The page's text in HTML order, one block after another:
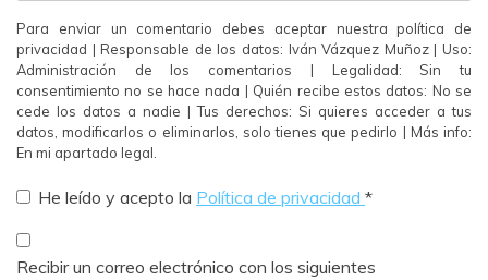
Para enviar un comentario debes aceptar nuestra política de
privacidad | Responsable de los datos: Iván Vázquez Muñoz | Uso:
Administración de los comentarios | Legalidad: Sin tu
consentimiento no se hace nada | Quién recibe estos datos: No se
cede los datos a nadie | Tus derechos: Si quieres acceder a tus
datos, modificarlos o eliminarlos, solo tienes que pedirlo | Más info:
En mi apartado legal.
He leído y acepto la Política de privacidad *
Recibir un correo electrónico con los siguientes